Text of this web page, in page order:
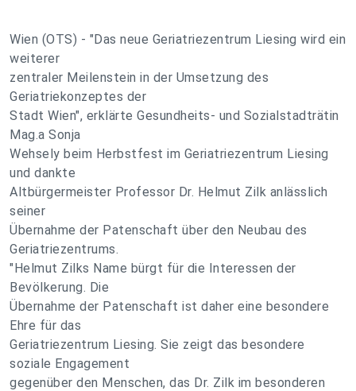
Wien (OTS) - "Das neue Geriatriezentrum Liesing wird ein
weiterer
zentraler Meilenstein in der Umsetzung des
Geriatriekonzeptes der
Stadt Wien", erklärte Gesundheits- und Sozialstadträtin
Mag.a Sonja
Wehsely beim Herbstfest im Geriatriezentrum Liesing
und dankte
Altbürgermeister Professor Dr. Helmut Zilk anlässlich
seiner
Übernahme der Patenschaft über den Neubau des
Geriatriezentrums.
"Helmut Zilks Name bürgt für die Interessen der
Bevölkerung. Die
Übernahme der Patenschaft ist daher eine besondere
Ehre für das
Geriatriezentrum Liesing. Sie zeigt das besondere
soziale Engagement
gegenüber den Menschen, das Dr. Zilk im besonderen